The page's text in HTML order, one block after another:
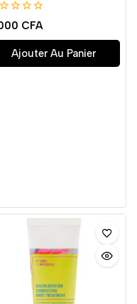
CFA
Ajouter Au Panier